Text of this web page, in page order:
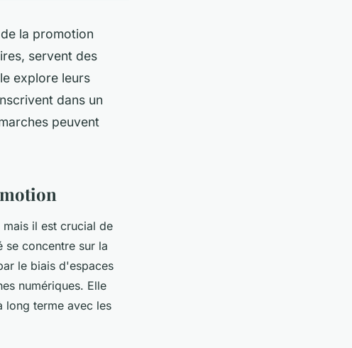
la promotion
servent des
explore leurs
dans un
peuvent
il est crucial de
concentre sur la
le biais d'espaces
numériques. Elle
long terme avec les